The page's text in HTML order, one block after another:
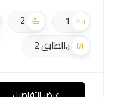
1
2
ر.الطابق 2